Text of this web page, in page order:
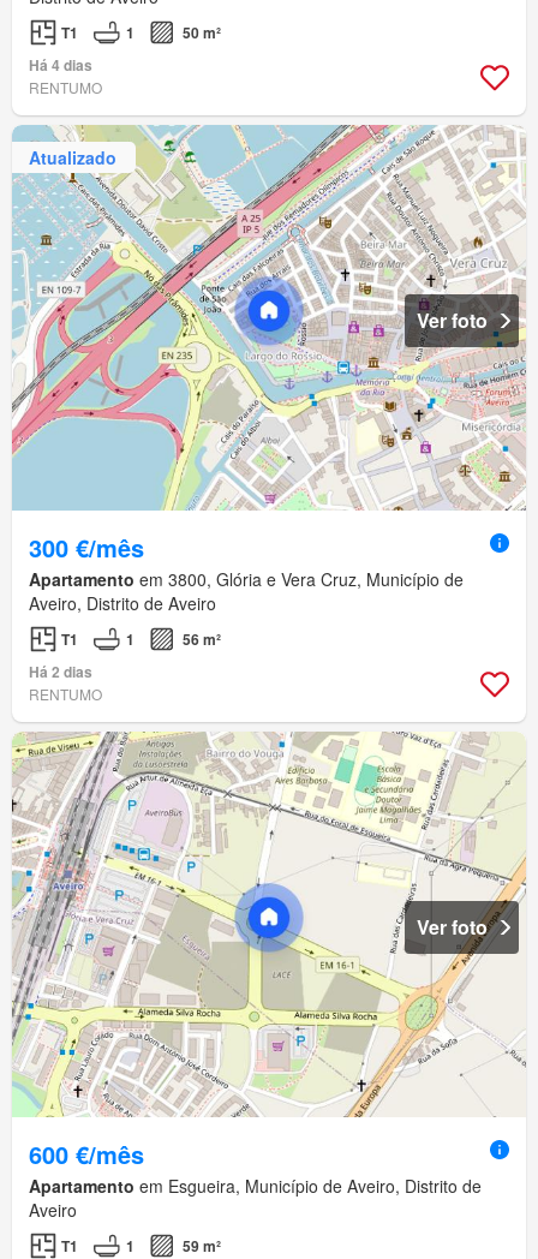
T1 1
50 m²
Há 4 dias
RENTUMO
Atualizado
Ver foto
300 €/mês
Apartamento em 3800, Glória e Vera Cruz, Município de
Aveiro, Distrito de Aveiro
T1 1
56 m²
Há 2 dias
RENTUMO
Ver foto
600 €/mês
Apartamento em Esgueira, Município de Aveiro, Distrito de
Aveiro
T1 1 59 m²